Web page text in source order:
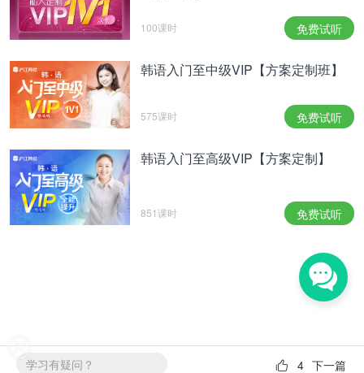
100课时 免费试听
韩语入门至中级VIP【方案定制班】
575课时 免费试听
韩语入门至高级VIP【方案定制】
851课时 免费试听
学习有疑问？ 下一篇
4